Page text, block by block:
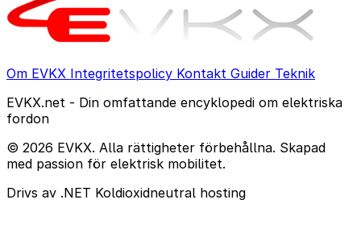
Om EVKX Integritetspolicy Kontakt Guider Teknik
EVKX.net - Din omfattande encyklopedi om elektriska
fordon
© 2026 EVKX. Alla rättigheter förbehållna. Skapad
med passion för elektrisk mobilitet.
Drivs av .NET Koldioxidneutral hosting